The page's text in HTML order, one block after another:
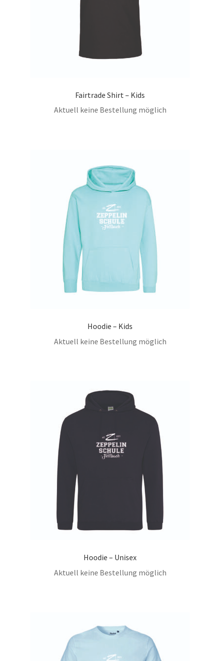
Fairtrade Shirt – Kids
Aktuell keine Bestellung möglich
Hoodie – Kids
Aktuell keine Bestellung möglich
Hoodie – Unisex
Aktuell keine Bestellung möglich